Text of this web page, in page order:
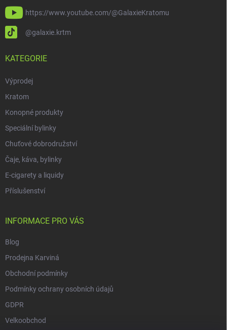
https://www.youtube.com/@GalaxieKratomu
@galaxie.krtm
KATEGORIE
Výprodej
Kratom
Konopné produkty
Speciální bylinky
Chuťové dobrodružství
Čaje, káva, bylinky
E-cigarety a liquidy
Příslušenství
INFORMACE PRO VÁS
Blog
Prodejna Karviná
Obchodní podmínky
Podmínky ochrany osobních údajů
GDPR
Velkoobchod